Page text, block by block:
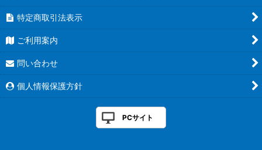
特定商取引法表示
ご利用案内
問い合わせ
個人情報保護方針
PCサイト